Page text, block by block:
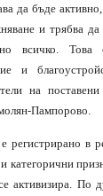
да бъде
и трябва
всичко. Това
и
на
-Пампорово.
регистрирано в
категорични
активизира. По